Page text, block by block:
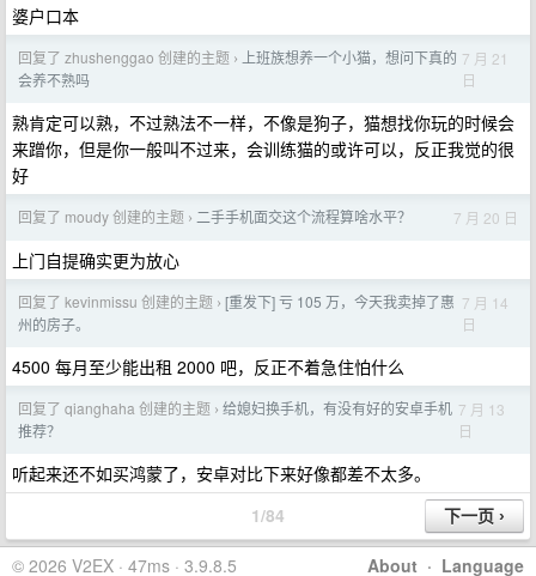
婆户口本
回复了 zhushenggao 创建的主题 ›
上班族想养一个小猫，想问下真的
会养不熟吗
7 月 21
日
熟肯定可以熟，不过熟法不一样，不像是狗子，猫想找你玩的时候会
来蹭你，但是你一般叫不过来，会训练猫的或许可以，反正我觉的很
好
回复了 moudy 创建的主题 › 二手手机面交这个流程算啥水平？ 7 月 20 日
上门自提确实更为放心
回复了 kevinmissu 创建的主题 › [重发下] 亏 105 万，今天我卖掉了惠
州的房子。
7 月 14
日
4500 每月至少能出租 2000 吧，反正不着急住怕什么
回复了 qianghaha 创建的主题 › 给媳妇换手机，有没有好的安卓手机
推荐？
7 月 13
日
听起来还不如买鸿蒙了，安卓对比下来好像都差不太多。
1/84
About · Language
© 2026 V2EX · 47ms · 3.9.8.5